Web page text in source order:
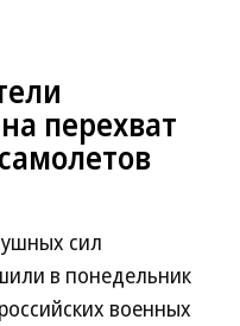
перехват
сил
в понедельник
военных